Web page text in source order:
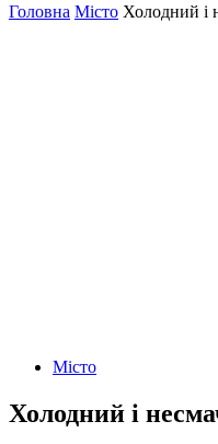
Головна Місто Холодний і
Місто
Холодний і